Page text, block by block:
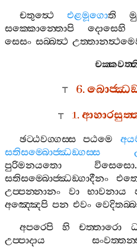
චතුත්‍ථෙ එළමූගොති
සක‍්කොන‍්තොපි
දොසෙහි
සෙසං සබ‍්බත්‍ථ
6.
1.
ඡට‍්ඨවග‍්ගස‍්ස පඨමෙ
සතිසම‍්බොජ‍්ඣඞ‍්ගස‍්ස
පුරිමනයතො
විසෙසො
සතිසම‍්බොජ‍්ඣඞ‍්ගාදීනං
උප‍්පන‍්නානං
වා භාවනාය
අඤ‍්ඤෙපි පන එවං
අපරෙපි
හි චත‍්තාරො
උප‍්පාදාය